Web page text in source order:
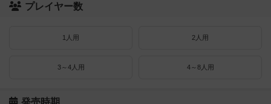
プレイヤー数
1人用 2人用
3～4人用 4～8人用
発売時期